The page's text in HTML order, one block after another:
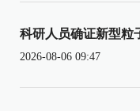
科研人员确证新型粒
2026-08-06 09:47